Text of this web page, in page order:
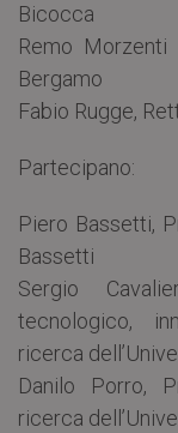
Bicocca
Remo Morzenti
Bergamo
Fabio Rugge,
Partecipano:
Piero Bassetti,
Bassetti
Sergio
tecnologico,
ricerca
Danilo Porro,
ricerca